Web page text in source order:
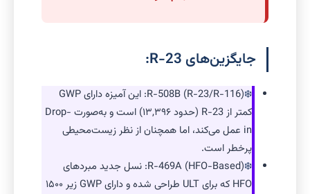
جایگزین‌های R-23:
R-508B (R-23/R-116): این آمیزه دارای GWP
کمتر از R-23 (حدود ۱۳,۳۹۶) است و به‌صورت Drop-
in عمل می‌کند، اما همچنان از نظر زیست‌محیطی
پرخطر است.
R-469A (HFO-Based): نسل جدید مبردهای
HFO که برای ULT طراحی شده و دارای GWP زیر ۱۵۰۰